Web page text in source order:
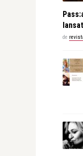
de